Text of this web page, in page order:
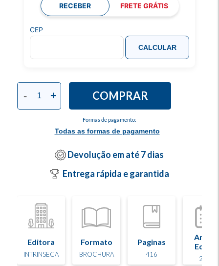
Formas de pagamento:
Todas as formas de pagamento
- + COMPRAR
RECEBER FRETE GRÁTIS
CEP
CALCULAR
Devolução em até 7 dias
Entrega rápida e garantida
Editora
INTRINSECA
Formato
BROCHURA
Paginas
416
Ano de
Edição
2024